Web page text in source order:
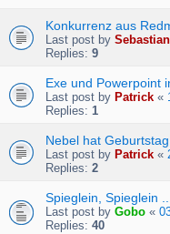
Konkurrenz aus
Last post by Sebastian
Replies: 9
Exe und Powerpoint
Last post by Patrick «
Replies: 1
Nebel hat Geburtstag
Last post by Patrick «
Replies: 2
Spieglein, Spieglein
Last post by Gobo «
Replies: 40